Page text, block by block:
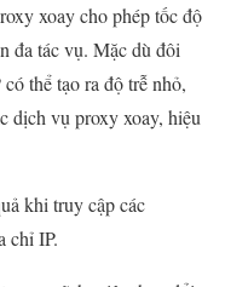
xoay cho phép tốc độ
đa tác vụ. Mặc dù đôi
thể tạo ra độ trễ nhỏ,
dịch vụ proxy xoay, hiệu
khi truy cập các
chỉ IP.